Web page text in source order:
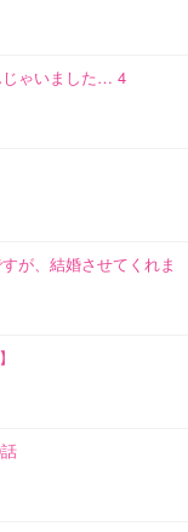
じゃいました… 4
が、結婚させてくれま